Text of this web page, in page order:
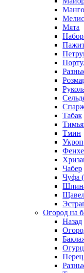
Мята
Табак
Тмин
Укроп
Чабер
Чуфа
Огород на
Назад
Перец